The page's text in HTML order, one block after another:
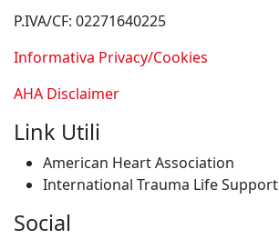
P.IVA/CF: 02271640225
Informativa Privacy/Cookies
AHA Disclaimer
Link Utili
American Heart Association
International Trauma Life Support
Social